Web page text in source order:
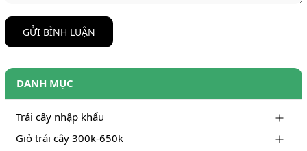
GỬI BÌNH LUẬN
DANH MỤC
Trái cây nhập khẩu
Giỏ trái cây 300k-650k